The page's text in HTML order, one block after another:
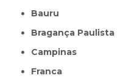
Bauru
Bragança Paulista
Campinas
Franca